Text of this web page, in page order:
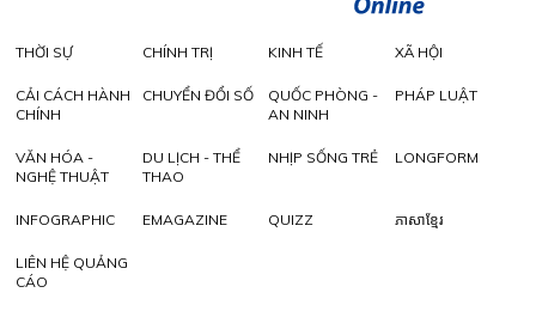
THỜI SỰ CHÍNH TRỊ KINH TẾ XÃ HỘI
CẢI CÁCH HÀNH
CHÍNH
CHUYỂN ĐỔI SỐ
QUỐC PHÒNG -
AN NINH
PHÁP LUẬT
VĂN HÓA -
NGHỆ THUẬT
DU LỊCH - THỂ
THAO
NHỊP SỐNG TRẺ LONGFORM
INFOGRAPHIC EMAGAZINE QUIZZ ភាសាខ្មែរ
LIÊN HỆ QUẢNG
CÁO